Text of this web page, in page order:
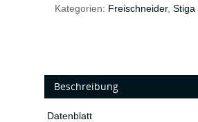
Kategorien: Freischneider, Stiga
Beschreibung
Datenblatt